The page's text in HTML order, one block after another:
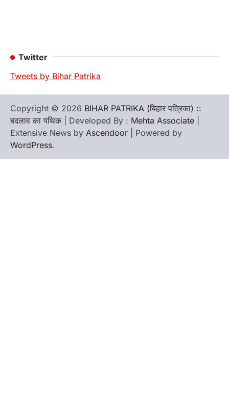
Twitter
Tweets by Bihar Patrika
Copyright © 2026 BIHAR PATRIKA (बिहार पत्रिका) ::
बदलाव का पथिक | Developed By : Mehta Associate
Extensive News by Ascendoor | Powered by
WordPress.